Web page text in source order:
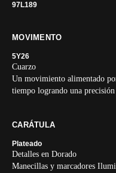
97L189
MOVIMENTO
5Y26
Cuarzo
Un movimiento alimentado
tiempo logrando una precisión
CARÁTULA
Plateado
Detalles en Dorado
Manecillas y marcadores